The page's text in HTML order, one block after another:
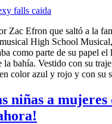
Zac Efron que saltó a la
High School
como parte de su papel
la bahía. Vestido con su
color azul y rojo y con
niñas a mujeres